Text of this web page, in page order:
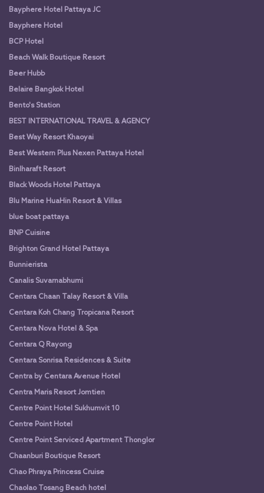
Bayphere Hotel Pattaya JC
Bayphere Hotel
BCP Hotel
Beach Walk Boutique Resort
Beer Hubb
Belaire Bangkok Hotel
Bento's Station
BEST INTERNATIONAL TRAVEL & AGENCY
Best Way Resort Khaoyai
Best Western Plus Nexen Pattaya Hotel
Binlharaft Resort
Black Woods Hotel Pattaya
Blu Marine HuaHin Resort & Villas
blue boat pattaya
BNP Cuisine
Brighton Grand Hotel Pattaya
Bunnierista
Canalis Suvarnabhumi
Centara Chaan Talay Resort & Villa
Centara Koh Chang Tropicana Resort
Centara Nova Hotel & Spa
Centara Q Rayong
Centara Sonrisa Residences & Suite
Centra by Centara Avenue Hotel
Centra Maris Resort Jomtien
Centre Point Hotel Sukhumvit 10
Centre Point Hotel
Centre Point Serviced Apartment Thonglor
Chaanburi Boutique Resort
Chao Phraya Princess Cruise
Chaolao Tosang Beach hotel